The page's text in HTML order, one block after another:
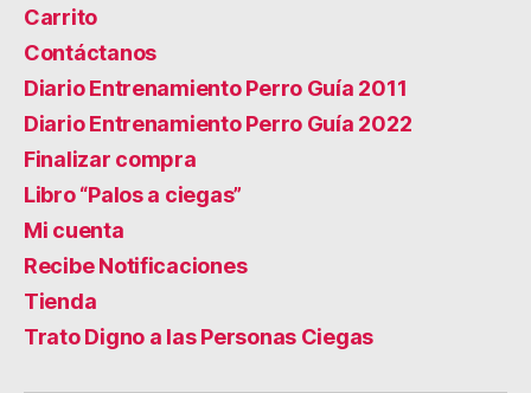
Carrito
Contáctanos
Diario Entrenamiento Perro Guía 2011
Diario Entrenamiento Perro Guía 2022
Finalizar compra
Libro “Palos a ciegas”
Mi cuenta
Recibe Notificaciones
Tienda
Trato Digno a las Personas Ciegas